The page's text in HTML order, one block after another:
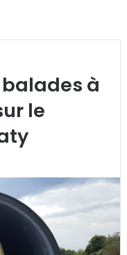
balades à
le